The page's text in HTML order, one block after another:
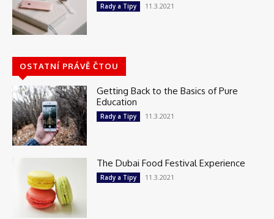
Rady a Tipy 11.3.2021
OSTATNÍ PRÁVĚ ČTOU
Getting Back to the Basics of Pure
Education
Rady a Tipy 11.3.2021
The Dubai Food Festival Experience
Rady a Tipy 11.3.2021